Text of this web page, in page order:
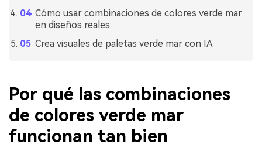
Cómo usar combinaciones de colores verde mar
en diseños reales
Crea visuales de paletas verde mar con IA
Por qué las combinaciones
de colores verde mar
funcionan tan bien